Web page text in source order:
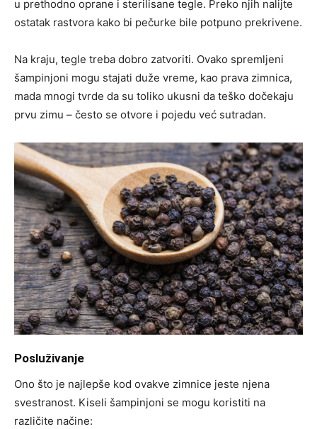
u prethodno oprane i sterilisane tegle. Preko njih nalijte
ostatak rastvora kako bi pečurke bile potpuno prekrivene.
Na kraju, tegle treba dobro zatvoriti. Ovako spremljeni
šampinjoni mogu stajati duže vreme, kao prava zimnica,
mada mnogi tvrde da su toliko ukusni da teško dočekaju
prvu zimu – često se otvore i pojedu već sutradan.
Posluživanje
Ono što je najlepše kod ovakve zimnice jeste njena
svestranost. Kiseli šampinjoni se mogu koristiti na
različite načine: